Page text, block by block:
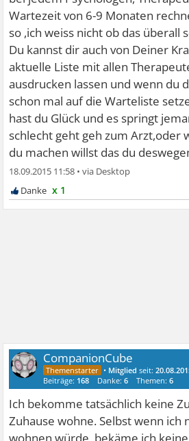
Wartezeit von 6-9 Monaten
so ,ich weiss nicht ob das überall
Du kannst dir auch von Deiner
aktuelle Liste mit allen
ausdrucken lassen und wenn du
schon mal auf die Warteliste
hast du Glück und es springt
schlecht geht geh zum Arzt,oder
du machen willst das du
18.09.2015 11:58 •
x 1
CompanionCube
• Mitglied seit:
Beiträge: 168 Danke:6 Themen:6
Ich bekomme tatsächlich keine
Zuhause wohne. Selbst wenn ich
wohnen würde, bekäme ich